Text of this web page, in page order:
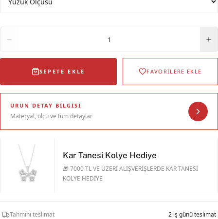
1
SEPETE EKLE FAVORİLERE EKLE
ÜRÜN DETAY BILGISI
Materyal, ölçü ve tüm detaylar
Kar Tanesi Kolye Hediye
🎁 7000 TL VE ÜZERİ ALIŞVERİŞLERDE KAR TANESİ
KOLYE HEDİYE
Tahmini teslimat 2 iş günü teslimat